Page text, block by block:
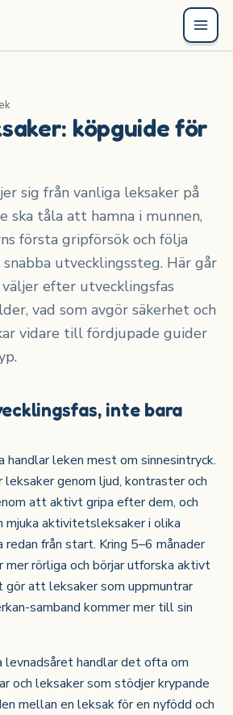
köpguide för
sig från vanliga leksaker på
tåla att hamna i munnen,
första gripförsök och följa
utvecklingssteg. Här går
efter utvecklingsfas
vad som avgör säkerhet och
vidare till fördjupade guider
inte bara
handlar leken mest om sinnesintryck.
leksaker genom ljud, kontraster och
att aktivt gripa efter dem, och
mjuka aktivitetsleksaker i olika
redan från start. Kring 5–6 månader
rörliga och börjar utforska aktivt
gör att leksaker som uppmuntrar
samband kommer mer till sin
handlar det ofta om
och leksaker som stödjer krypande
mellan en leksak för en nyfödd och